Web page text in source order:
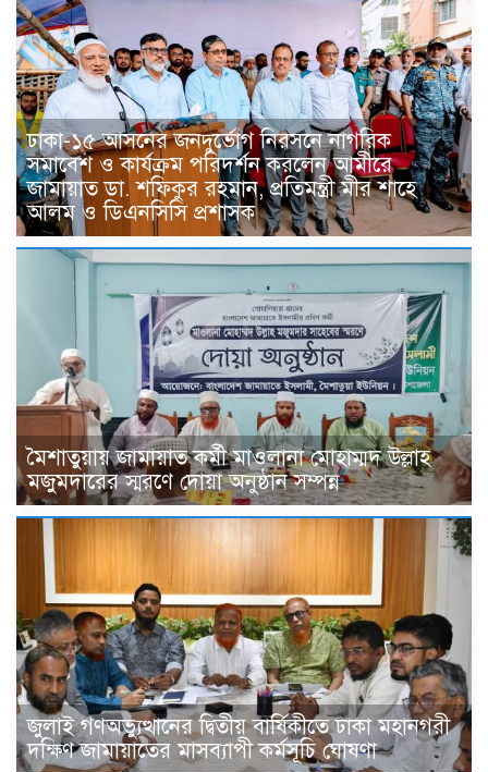
ঢাকা-১৫ আসনের জনদুর্ভোগ নিরসনে নাগরিক
সমাবেশ ও কার্যক্রম পরিদর্শন করলেন আমীরে
জামায়াত ডা. শফিকুর রহমান, প্রতিমন্ত্রী মীর শাহে
আলম ও ডিএনসিসি প্রশাসক
মৈশাতুয়ায় জামায়াত কর্মী মাওলানা মোহাম্মদ উল্লাহ
মজুমদারের স্মরণে দোয়া অনুষ্ঠান সম্পন্ন
জুলাই গণঅভ্যুত্থানের দ্বিতীয় বার্ষিকীতে ঢাকা মহানগরী
দক্ষিণ জামায়াতের মাসব্যাপী কর্মসূচি ঘোষণা